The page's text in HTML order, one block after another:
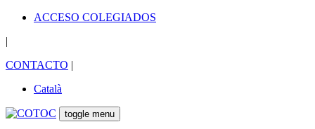
ACCESO COLEGIADOS
|
CONTACTO |
Català
toggle menu